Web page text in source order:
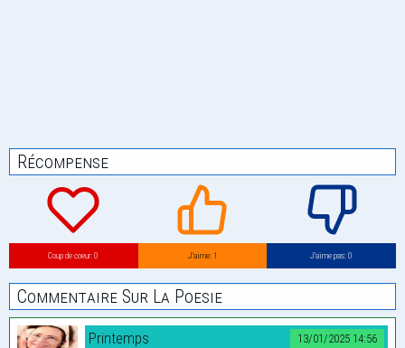
Récompense
Coup de coeur: 0 J’aime: 1 J’aime pas: 0
Commentaire Sur La Poesie
13/01/2025 14:56
Printemps